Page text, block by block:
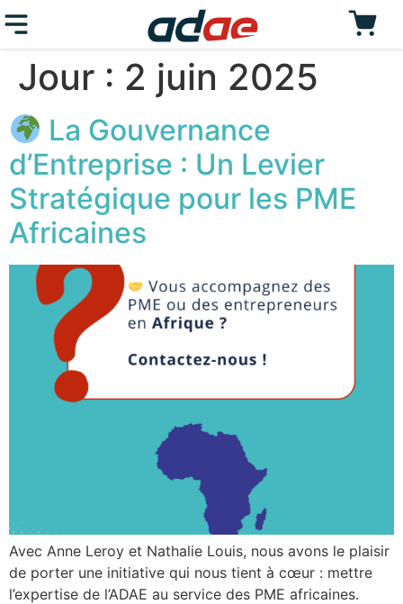
Jour : 2 juin 2025
La Gouvernance
d’Entreprise : Un Levier
Stratégique pour les PME
Africaines
Avec Anne Leroy et Nathalie Louis, nous avons le plaisir
de porter une initiative qui nous tient à cœur : mettre
l’expertise de l’ADAE au service des PME africaines.